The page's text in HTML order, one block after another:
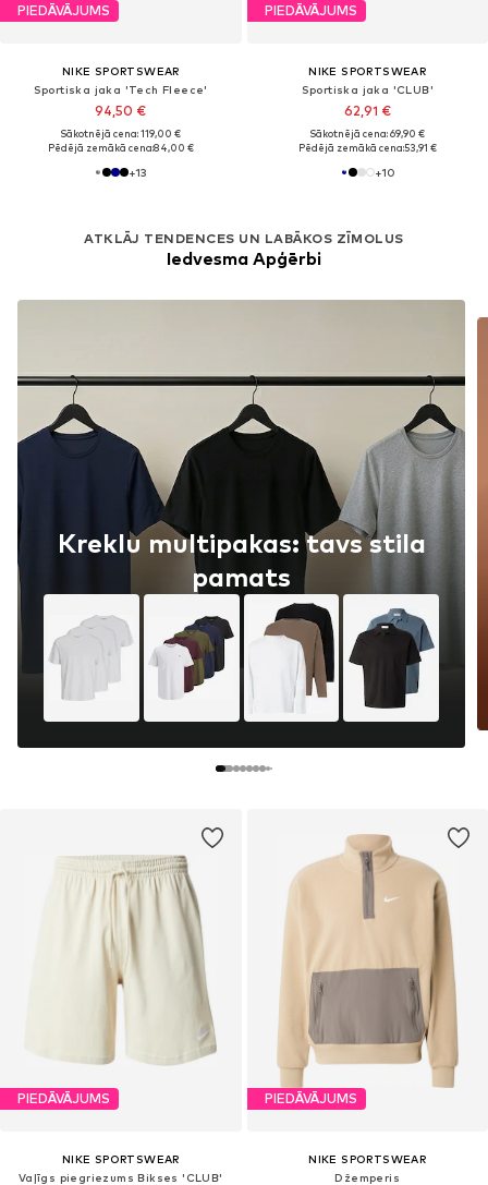
PIEDĀVĀJUMS
NIKE SPORTSWEAR
Sportiska jaka 'Tech Fleece'
94,50 €
Sākotnējā cena: 119,00 €
Pēdējā zemākā cena:84,00 €
+13
PIEDĀVĀJUMS
NIKE SPORTSWEAR
Sportiska jaka 'CLUB'
62,91 €
Sākotnējā cena: 69,90 €
Pēdējā zemākā cena:53,91 €
+10
ATKLĀJ TENDENCES UN LABĀKOS ZĪMOLUS
Iedvesma Apģērbi
Kreklu multipakas: tavs stila
pamats
PIEDĀVĀJUMS
NIKE SPORTSWEAR
Vaļīgs piegriezums Bikses 'CLUB'
PIEDĀVĀJUMS
NIKE SPORTSWEAR
Džemperis